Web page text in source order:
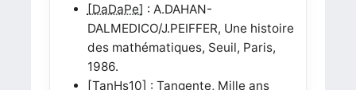
[DaDaPe] : A.DAHAN-
DALMEDICO/J.PEIFFER, Une histoire
des mathématiques, Seuil, Paris,
1986.
[TanHs10] : Tangente, Mille ans